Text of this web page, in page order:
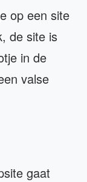
op een site
de site is
in de
valse
gaat